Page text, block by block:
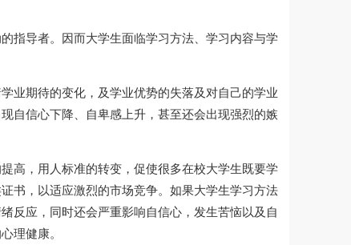
指导者。因而大学生面临学习方法、学习内容与学
业期待的变化，及学业优势的失落及对自己的学业
自信心下降、自卑感上升，甚至还会出现强烈的嫉
高，用人标准的转变，促使很多在校大学生既要学
书，以适应激烈的市场竞争。如果大学生学习方法
反应，同时还会严重影响自信心，发生苦恼以及自
理健康。